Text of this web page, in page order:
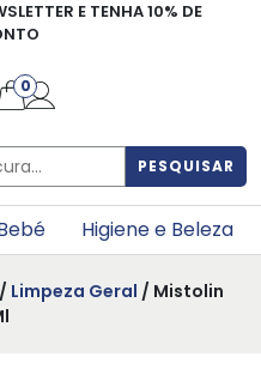
E TENHA 10% DE
PESQUISAR
0
Higiene e Beleza
/ Limpeza Geral / Mistolin